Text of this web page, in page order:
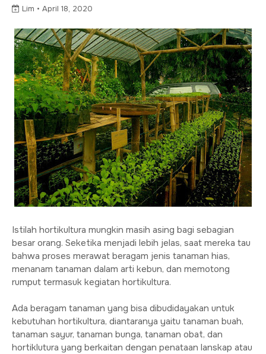
Lim • April 18, 2020
Istilah hortikultura mungkin masih asing bagi sebagian
besar orang. Seketika menjadi lebih jelas, saat mereka tau
bahwa proses merawat beragam jenis tanaman hias,
menanam tanaman dalam arti kebun, dan memotong
rumput termasuk kegiatan hortikultura.
Ada beragam tanaman yang bisa dibudidayakan untuk
kebutuhan hortikultura, diantaranya yaitu tanaman buah,
tanaman sayur, tanaman bunga, tanaman obat, dan
hortiklutura yang berkaitan dengan penataan lanskap atau